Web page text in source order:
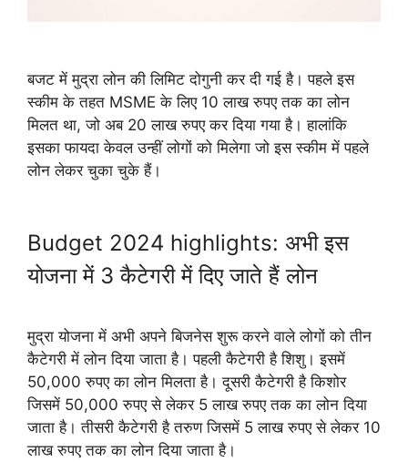
बजट में मुद्रा लोन की लिमिट दोगुनी कर दी गई है। पहले इस
स्कीम के तहत MSME के लिए 10 लाख रुपए तक का लोन
मिलत था, जो अब 20 लाख रुपए कर दिया गया है। हालांकि
इसका फायदा केवल उन्हीं लोगों को मिलेगा जो इस स्कीम में पहले
लोन लेकर चुका चुके हैं।
Budget 2024 highlights: अभी इस
योजना में 3 कैटेगरी में दिए जाते हैं लोन
मुद्रा योजना में अभी अपने बिजनेस शुरू करने वाले लोगों को तीन
कैटेगरी में लोन दिया जाता है। पहली कैटेगरी है शिशु। इसमें
50,000 रुपए का लोन मिलता है। दूसरी कैटेगरी है किशोर
जिसमें 50,000 रुपए से लेकर 5 लाख रुपए तक का लोन दिया
जाता है। तीसरी कैटेगरी है तरुण जिसमें 5 लाख रुपए से लेकर 10
लाख रुपए तक का लोन दिया जाता है।